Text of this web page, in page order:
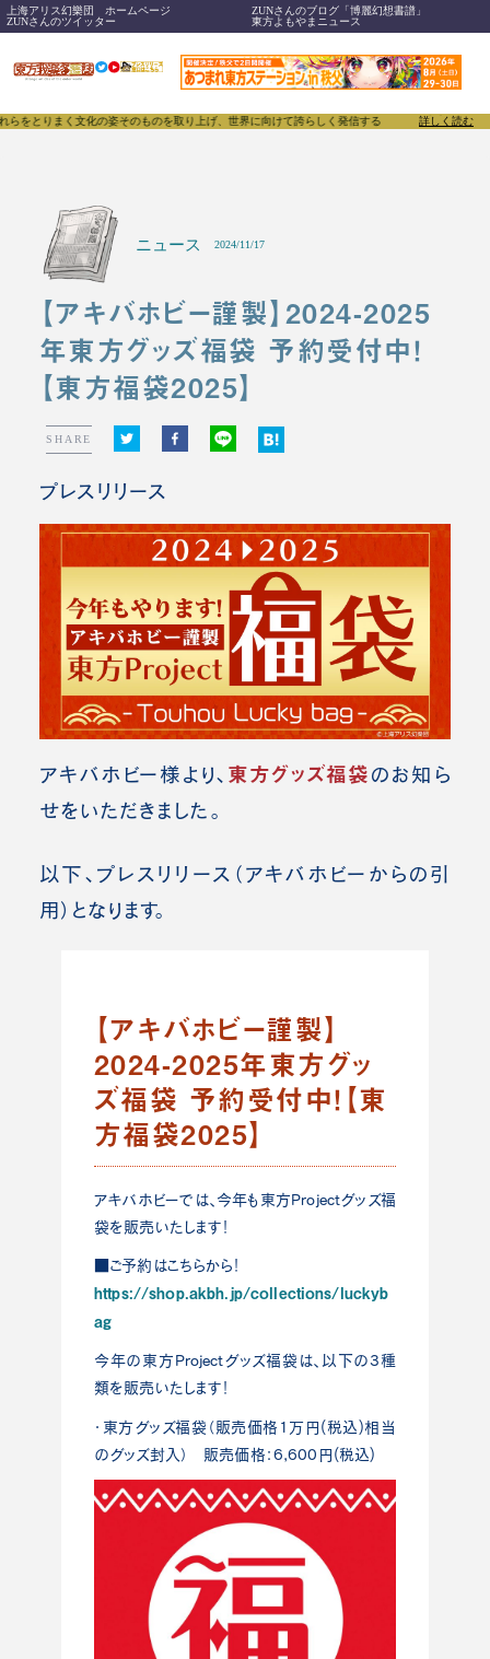
上海アリス幻樂団 ホームページ
ZUNさんのブログ「博麗幻想書譜」
ZUNさんのツイッター
東方よもやまニュース
化の姿そのものを取り上げ、世界に向けて誇らしく発信することで、東方Projectのみならず
詳しく読む
ニュース 2024/11/17
【アキバホビー謹製】2024-2025
年東方グッズ福袋 予約受付中！
【東方福袋2025】
SHARE
プレスリリース
アキバホビー様より、 東方グッズ福袋 のお知ら
せをいただきました。
以下、プレスリリース（アキバホビーからの引
用）となります。
【アキバホビー謹製】
2024-2025年東方グッ
ズ福袋 予約受付中！【東
方福袋2025】
アキバホビーでは、今年も東方Projectグッズ福
袋を販売いたします！
■ご予約はこちらから！
https://shop.akbh.jp/collections/luckyb
ag
今年の東方Projectグッズ福袋は、以下の3種
類を販売いたします！
・東方グッズ福袋（販売価格1万円(税込)相当
のグッズ封入） 販売価格：6,600円(税込)